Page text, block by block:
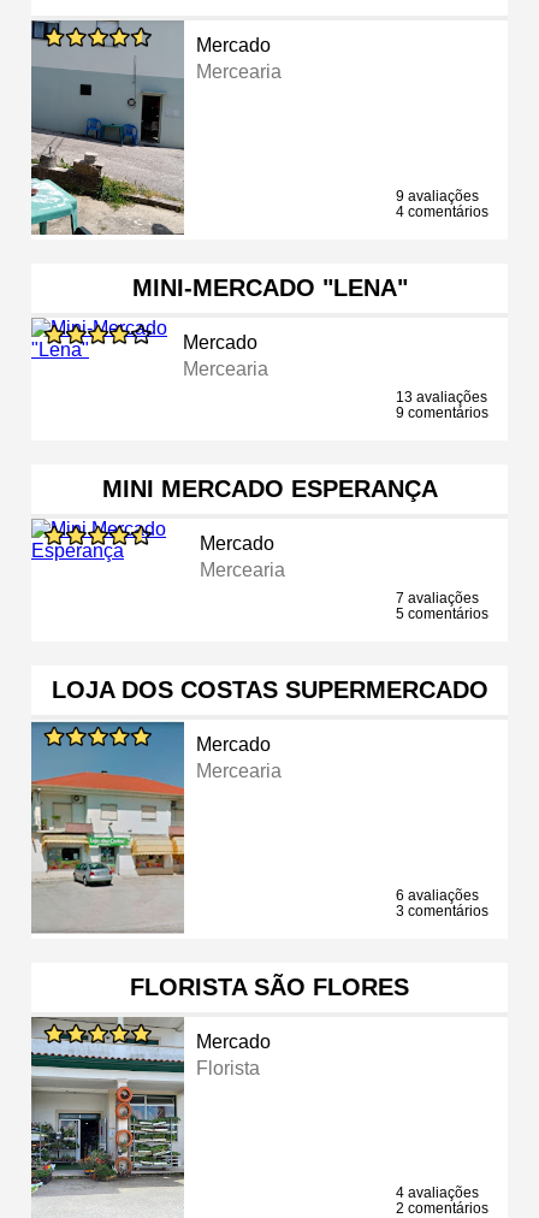
Mercado
Mercearia
9 avaliações
4 comentários
MINI-MERCADO "LENA"
Mercado
Mercearia
13 avaliações
9 comentários
MINI MERCADO ESPERANÇA
Mercado
Mercearia
7 avaliações
5 comentários
LOJA DOS COSTAS SUPERMERCADO
Mercado
Mercearia
6 avaliações
3 comentários
FLORISTA SÃO FLORES
Mercado
Florista
4 avaliações
2 comentários